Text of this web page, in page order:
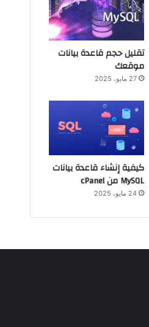
تقليل حجم قاعدة بيانات
موقعك
27 مايو، 2025
كيفية إنشاء قاعدة بيانات
MySQL من cPanel
24 مايو، 2025